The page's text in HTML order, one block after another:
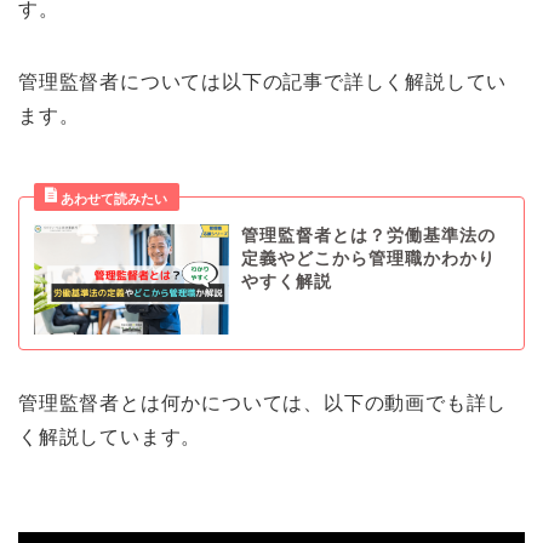
す。
管理監督者については以下の記事で詳しく解説してい
ます。
管理監督者とは？労働基準法の
定義やどこから管理職かわかり
やすく解説
管理監督者とは何かについては、以下の動画でも詳し
く解説しています。